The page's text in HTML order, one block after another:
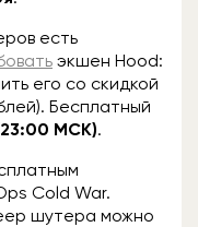
есть
экшен Hood:
его со скидкой
Бесплатный
МСК).
Cold War.
шутера можно